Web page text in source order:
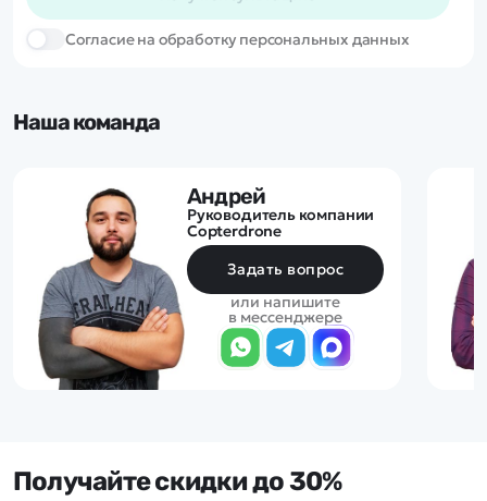
Cогласие на обработку персональных данных
Наша команда
Андрей
Руководитель компании
Copterdrone
Задать вопрос
или напишите
в мессенджере
Получайте скидки до 30%